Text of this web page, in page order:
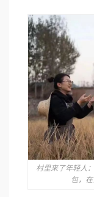
村里来了年轻人
包，